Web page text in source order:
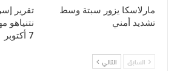
مارلاسكا يزور سبتة وسط
تشديد أمني
تقرير
7 أكتوبر
السابق التالي